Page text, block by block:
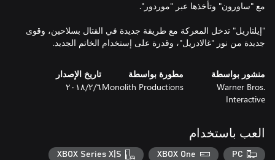
"إيلتاريل" تدخل المعركة مع طريقة جديدة في القتال بسلاحين، وقوى
جديدة من نور "غالادريل"، وقدرة على إستخدام الخاتم الجديد.
منشور بواسطة
Warner Bros.
Interactive
مطورة بواسطة
Monolith Productions
تاريخ الإصدار
٦‏/٢‏/٢٠١٨
العب باستخدام
PC
XBOX One
XBOX Series X|S